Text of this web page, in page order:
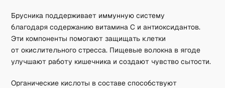
Брусника поддерживает иммунную систему
благодаря содержанию витамина C и антиоксидантов.
Эти компоненты помогают защищать клетки
от окислительного стресса. Пищевые волокна в ягоде
улучшают работу кишечника и создают чувство сытости.
Органические кислоты в составе способствуют